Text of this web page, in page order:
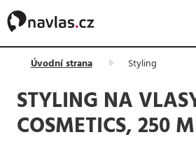
Úvodní strana Styling
STYLING NA
COSMETICS, 250